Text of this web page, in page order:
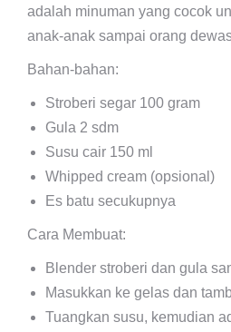
adalah minuman yang cocok
anak-anak sampai orang
Bahan-bahan:
Stroberi segar 100 gram
Gula 2 sdm
Susu cair 150 ml
Whipped cream (opsional)
Es batu secukupnya
Cara Membuat:
Blender stroberi dan gula
Masukkan ke gelas dan
Tuangkan susu, kemudian